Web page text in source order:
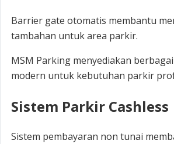
Barrier gate otomatis membantu
tambahan untuk area parkir.
MSM Parking menyediakan
modern untuk kebutuhan parkir
Sistem Parkir Cashless
Sistem pembayaran non tunai